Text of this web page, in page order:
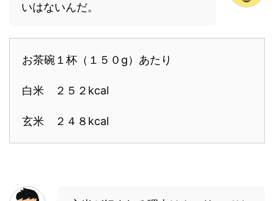
いはないんだ。
お茶碗１杯（１５０g）あたり
白米 ２５２kcal
玄米 ２４８kcal